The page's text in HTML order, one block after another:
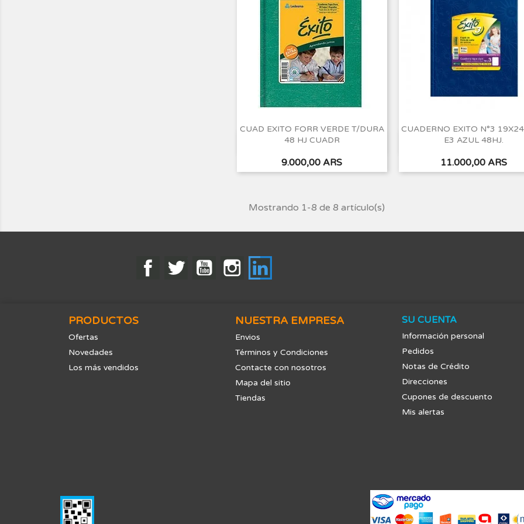
CUAD EXITO FORR VERDE T/DURA
48 HJ CUADR
Precio
9.000,00 ARS
Vista rápida
CUADERNO EXITO N°3
E3 AZUL 48HJ.
Precio
11.000,00 ARS
Vista rápida
Mostrando 1-8 de 8 artículo(s)
FacebookTwitter YouTubeInstagram
PRODUCTOS
Ofertas
Novedades
Los más vendidos
NUESTRA EMPRESA
Envios
Términos y Condiciones
Contacte con nosotros
Mapa del sitio
Tiendas
SU CUENTA
Información personal
Pedidos
Notas de Crédito
Direcciones
Cupones de descuento
Mis alertas